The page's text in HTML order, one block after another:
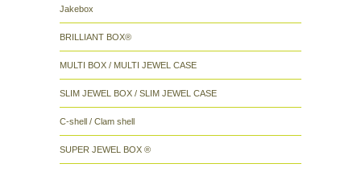
Jakebox
BRILLIANT BOX®
MULTI BOX / MULTI JEWEL CASE
SLIM JEWEL BOX / SLIM JEWEL CASE
C-shell / Clam shell
SUPER JEWEL BOX ®